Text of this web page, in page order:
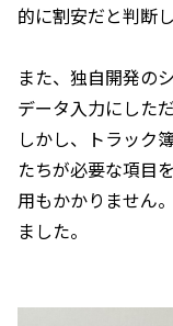
的に割安だと判断
また、独自開発の
データ入力にした
しかし、トラック
たちが必要な項目
用もかかりません
ました。